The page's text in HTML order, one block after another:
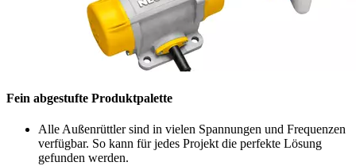
Fein abgestufte Produktpalette
Alle Außenrüttler sind in vielen Spannungen und Frequenzen
verfügbar. So kann für jedes Projekt die perfekte Lösung
gefunden werden.